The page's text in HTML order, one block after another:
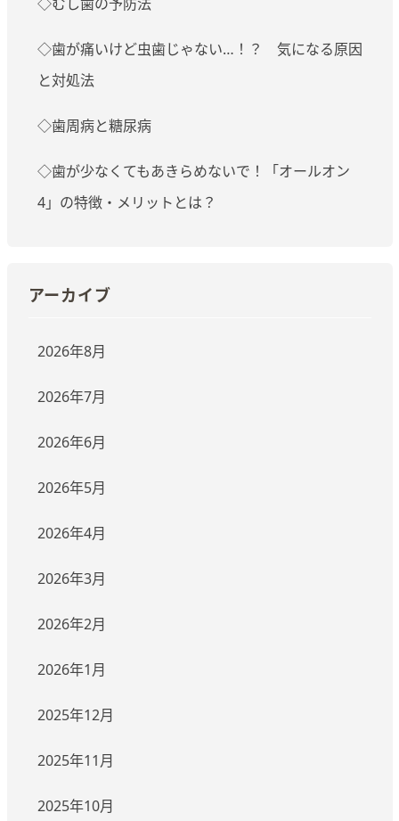
◇歯が痛いけど虫歯じゃない…！？ 気になる原因
と対処法
◇歯周病と糖尿病
◇歯が少なくてもあきらめないで！「オールオン
4」の特徴・メリットとは？
アーカイブ
2026年8月
2026年7月
2026年6月
2026年5月
2026年4月
2026年3月
2026年2月
2026年1月
2025年12月
2025年11月
2025年10月